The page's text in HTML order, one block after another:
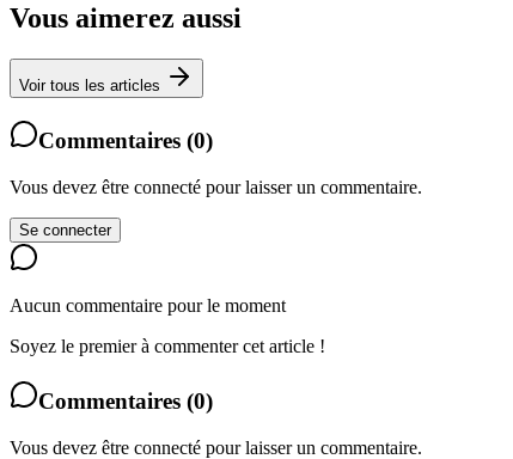
Vous aimerez aussi
Voir tous les articles
Commentaires (0)
Vous devez être connecté pour laisser un commentaire.
Se connecter
Aucun commentaire pour le moment
Soyez le premier à commenter cet article !
Commentaires (0)
Vous devez être connecté pour laisser un commentaire.